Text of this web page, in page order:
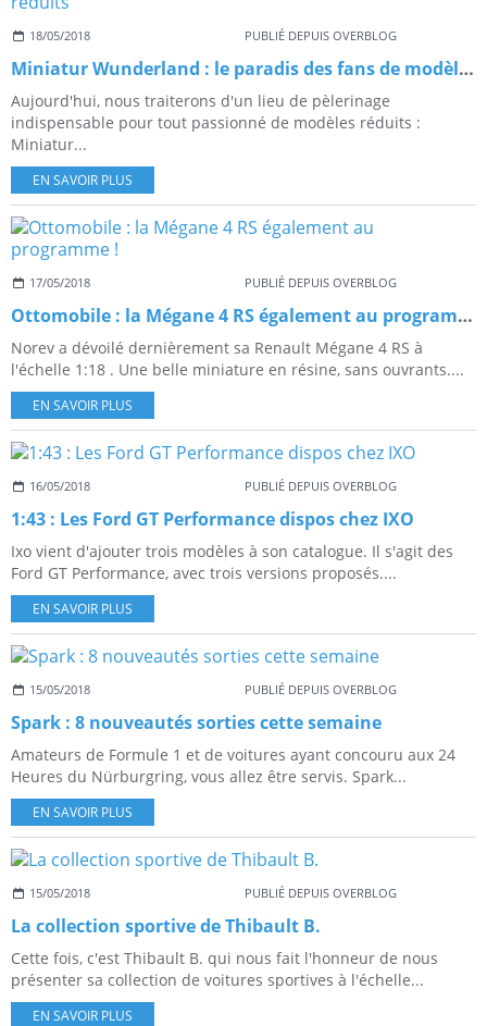
18/05/2018 PUBLIÉ DEPUIS OVERBLOG
Miniatur Wunderland : le paradis des fans de modèles réduits
Aujourd'hui, nous traiterons d'un lieu de pèlerinage
indispensable pour tout passionné de modèles réduits :
Miniatur...
EN SAVOIR PLUS
17/05/2018 PUBLIÉ DEPUIS OVERBLOG
Ottomobile : la Mégane 4 RS également au programme !
Norev a dévoilé dernièrement sa Renault Mégane 4 RS à
l'échelle 1:18 . Une belle miniature en résine, sans ouvrants....
EN SAVOIR PLUS
16/05/2018 PUBLIÉ DEPUIS OVERBLOG
1:43 : Les Ford GT Performance dispos chez IXO
Ixo vient d'ajouter trois modèles à son catalogue. Il s'agit des
Ford GT Performance, avec trois versions proposés....
EN SAVOIR PLUS
15/05/2018 PUBLIÉ DEPUIS OVERBLOG
Spark : 8 nouveautés sorties cette semaine
Amateurs de Formule 1 et de voitures ayant concouru aux 24
Heures du Nürburgring, vous allez être servis. Spark...
EN SAVOIR PLUS
15/05/2018 PUBLIÉ DEPUIS OVERBLOG
La collection sportive de Thibault B.
Cette fois, c'est Thibault B. qui nous fait l'honneur de nous
présenter sa collection de voitures sportives à l'échelle...
EN SAVOIR PLUS